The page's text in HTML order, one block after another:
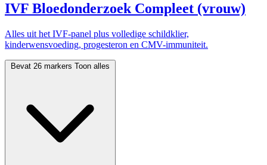
IVF Bloedonderzoek Compleet (vrouw)
Alles uit het IVF-panel plus volledige schildklier,
kinderwensvoeding, progesteron en CMV-immuniteit.
Bevat 26 markers Toon alles